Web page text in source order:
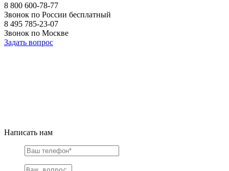
8 800 600-78-77
Звонок по России бесплатный
8 495 785-23-07
Звонок по Москве
Задать вопрос
Написать нам